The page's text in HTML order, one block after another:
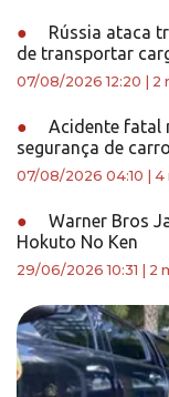
●
Rússia ataca
de transportar
07/08/2026 12:20 2
●
Acidente fatal
segurança de
07/08/2026 04:10 4
●
Warner Bros
Hokuto No Ken
29/06/2026 10:31 2